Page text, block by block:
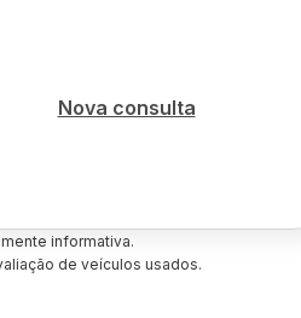
Nova consulta
informativa.
de veículos usados.